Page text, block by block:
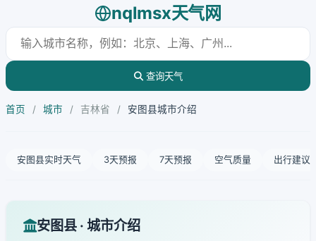
nqlmsx天气网
查询天气
首页 / 城市 / 吉林省 / 安图县城市介绍
安图县实时天气 3天预报 7天预报 空气质量 出行建议
安图县 · 城市介绍